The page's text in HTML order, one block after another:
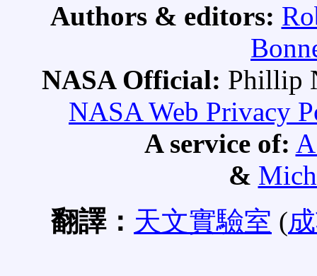
Authors & editors:
NASA Official: Phillip
NASA Web Privacy
A service of:
&
翻譯： 天文實驗室 (